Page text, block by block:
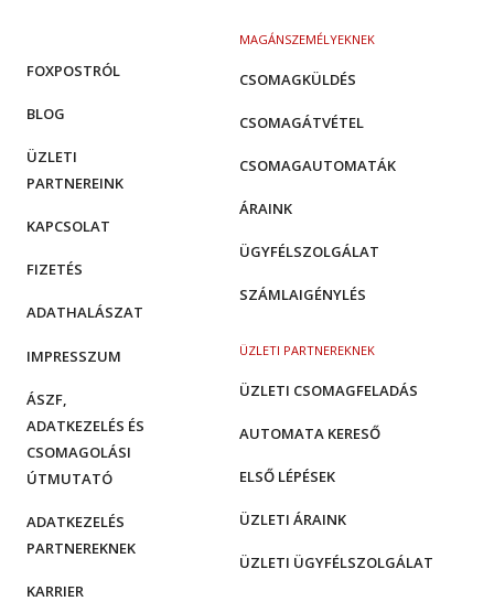
MAGÁNSZEMÉLYEKNEK
CSOMAGKÜLDÉS
CSOMAGÁTVÉTEL
CSOMAGAUTOMATÁK
ÁRAINK
ÜGYFÉLSZOLGÁLAT
SZÁMLAIGÉNYLÉS
ÜZLETI PARTNEREKNEK
ÜZLETI CSOMAGFELADÁS
AUTOMATA KERESŐ
ELSŐ LÉPÉSEK
ÜZLETI ÁRAINK
ÜZLETI ÜGYFÉLSZOLGÁLAT
FOXPOSTRÓL
BLOG
ÜZLETI
PARTNEREINK
KAPCSOLAT
FIZETÉS
ADATHALÁSZAT
IMPRESSZUM
ÁSZF,
ADATKEZELÉS ÉS
CSOMAGOLÁSI
ÚTMUTATÓ
ADATKEZELÉS
PARTNEREKNEK
KARRIER